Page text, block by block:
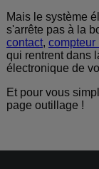
Mais le système
s'arrête pas à la
contact, compteur
qui rentrent dans
électronique de
Et pour vous
page outillage !